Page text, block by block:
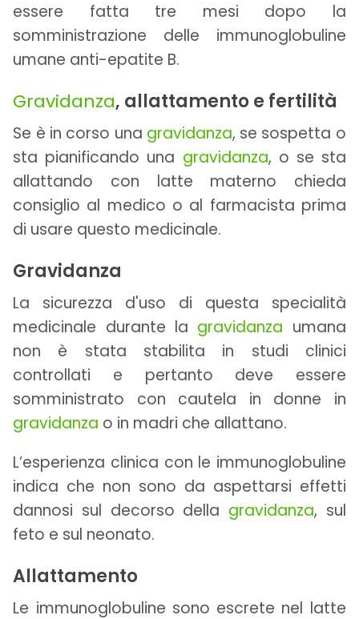
essere fatta tre mesi dopo la
somministrazione delle immunoglobuline
umane anti-epatite B.
Gravidanza, allattamento e fertilità
Se è in corso una gravidanza, se sospetta o
sta pianificando una gravidanza, o se sta
allattando con latte materno chieda
consiglio al medico o al farmacista prima
di usare questo medicinale.
Gravidanza
La sicurezza d'uso di questa specialità
medicinale durante la gravidanza umana
non è stata stabilita in studi clinici
controllati e pertanto deve essere
somministrato con cautela in donne in
gravidanza o in madri che allattano.
L’esperienza clinica con le immunoglobuline
indica che non sono da aspettarsi effetti
dannosi sul decorso della gravidanza, sul
feto e sul neonato.
Allattamento
Le immunoglobuline sono escrete nel latte